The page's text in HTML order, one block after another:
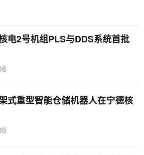
电2号机组PLS与DDS系统首批
式重型智能仓储机器人在宁德核